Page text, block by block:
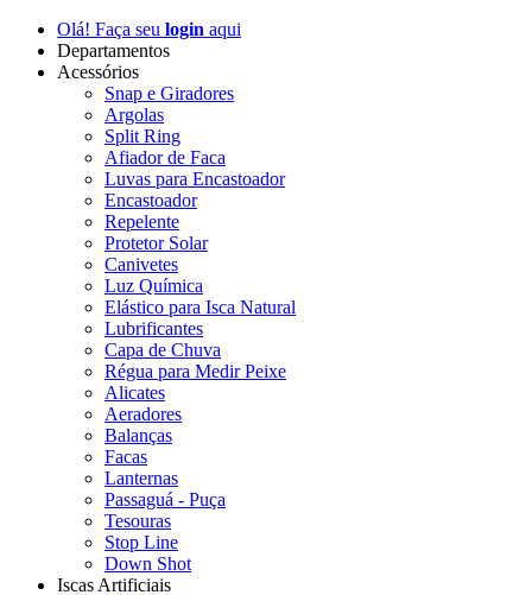
Olá! Faça seu login aqui
Departamentos
Acessórios
Snap e Giradores
Argolas
Split Ring
Afiador de Faca
Luvas para Encastoador
Encastoador
Repelente
Protetor Solar
Canivetes
Luz Química
Elástico para Isca Natural
Lubrificantes
Capa de Chuva
Régua para Medir Peixe
Alicates
Aeradores
Balanças
Facas
Lanternas
Passaguá - Puça
Tesouras
Stop Line
Down Shot
Iscas Artificiais